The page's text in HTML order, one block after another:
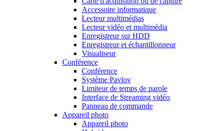
Accessoire informatique
Lecteur multimédias
Lecteur vidéo et multimédia
Enregistreur sur HDD
Enregistreur et échantillonneur
Visualiseur
Conférence
Conférence
Système Pavlov
Limiteur de temps de parole
Interface de Streaming vidéo
Panneau de commande
Appareil photo
Appareil photo